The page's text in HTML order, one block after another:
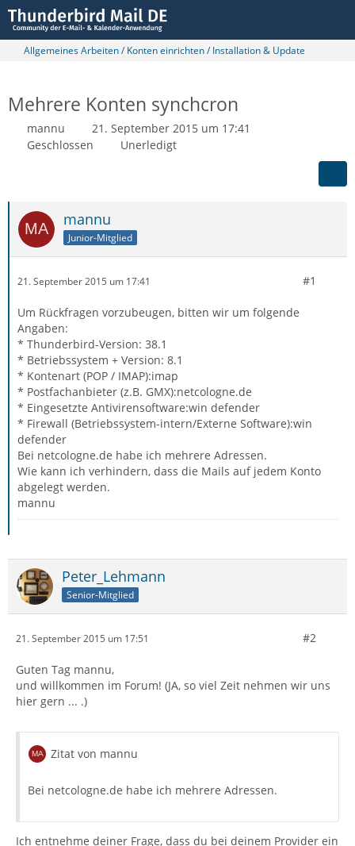
Allgemeines Arbeiten / Konten einrichten / Installation & Update
Mehrere Konten synchcron
mannu
21. September 2015 um 17:41
Geschlossen
Unerledigt
mannu
Junior-Mitglied
21. September 2015 um 17:41 #1
Um Rückfragen vorzubeugen, bitten wir um folgende
Angaben:
* Thunderbird-Version: 38.1
* Betriebssystem + Version: 8.1
* Kontenart (POP / IMAP):imap
* Postfachanbieter (z.B. GMX):netcologne.de
* Eingesetzte Antivirensoftware:win defender
* Firewall (Betriebssystem-intern/Externe Software):win
defender
Bei netcologne.de habe ich mehrere Adressen.
Wie kann ich verhindern, dass die Mails auf jedem Konto
abgelegt werden.
mannu
Peter_Lehmann
Senior-Mitglied
21. September 2015 um 17:51 #2
Guten Tag mannu,
und willkommen im Forum! (JA, so viel Zeit nehmen wir uns
hier gern ... .)
Zitat von mannu
Bei netcologne.de habe ich mehrere Adressen.
Ich entnehme deiner Frage, dass du bei deinem Provider ein